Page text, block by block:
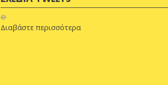
@
Διαβάστε περισσότερα